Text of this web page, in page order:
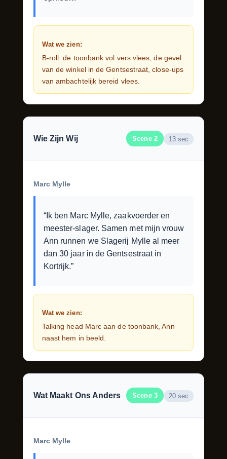
Wat we zien:
B-roll: de toonbank vol vers vlees, de gevel
van de winkel in de Gentsestraat, close-ups
van ambachtelijk bereid vlees.
Scene 2
Wie Zijn Wij 13 sec
Marc Mylle
“Ik ben Marc Mylle, zaakvoerder en
meester-slager. Samen met mijn vrouw
Ann runnen we Slagerij Mylle al meer
dan 30 jaar in de Gentsestraat in
Kortrijk.”
Wat we zien:
Talking head Marc aan de toonbank, Ann
naast hem in beeld.
Scene 3
Wat Maakt Ons Anders 20 sec
Marc Mylle